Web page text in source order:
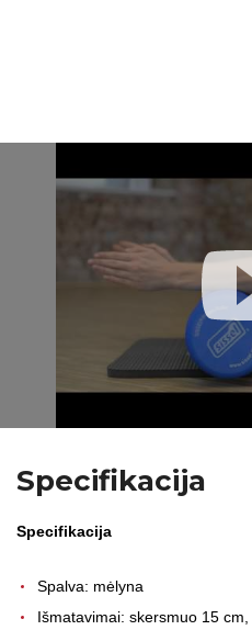
Specifikacija
Specifikacija
Spalva: mėlyna
Išmatavimai: skersmuo 15